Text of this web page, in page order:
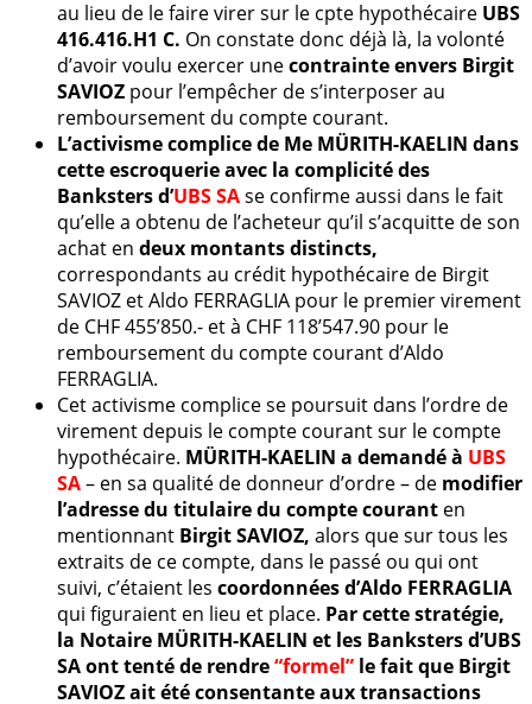
au lieu de le faire virer sur le cpte hypothécaire UBS
416.416.H1 C. On constate donc déjà là, la volonté
d’avoir voulu exercer unecontrainte envers Birgit
SAVIOZ pour l’empêcher de s’interposer au
remboursement du compte courant.
L’activisme complice de Me MÜRITH-KAELIN dans
cette escroquerie avec la complicité des
Banksters d’UBS SAse confirme aussi dans le fait
qu’elle a obtenu de l’acheteur qu’il s’acquitte de son
achat en deux montants distincts,
correspondants au crédit hypothécaire de Birgit
SAVIOZ et Aldo FERRAGLIA pour le premier virement
de CHF 455’850.- et à CHF 118’547.90 pour le
remboursement du compte courant d’Aldo
FERRAGLIA.
Cet activisme complice se poursuit dans l’ordre de
virement depuis le compte courant sur le compte
hypothécaire. MÜRITH-KAELIN a demandé à UBS
SA– en sa qualité de donneur d’ordre – de modifier
l’adresse du titulaire du compte courant en
mentionnant Birgit SAVIOZ, alors que sur tous les
extraits de ce compte, dans le passé ou qui ont
suivi, c’étaient les coordonnées d’Aldo FERRAGLIA
qui figuraient en lieu et place. Par cette stratégie,
la Notaire MÜRITH-KAELIN et les Banksters d’UBS
SA ont tenté de rendre“formel” le fait que Birgit
SAVIOZ ait été consentante aux transactions